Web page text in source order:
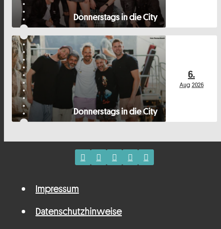
Donnerstags in die City
Donnerstags in die City
6.
Aug 2026
Impressum
Datenschutzhinweise